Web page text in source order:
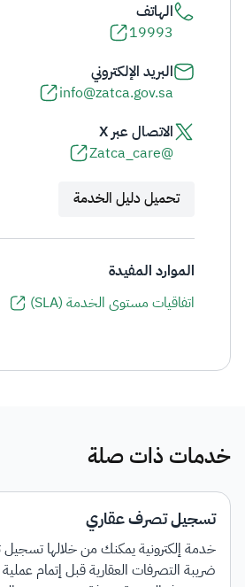
الهاتف
19993
البريد الإلكتروني
info@zatca.gov.sa
الاتصال عبر X
@Zatca_care
تحميل دليل الخدمة
الموارد المفيدة
اتفاقيات مستوى الخدمة (SLA)
خدمات ذات صلة
تسجيل تصرف عقاري
خدمة إلكترونية يمكنك من خلالها
ضريبة التصرفات العقارية قبل إتمام عملية